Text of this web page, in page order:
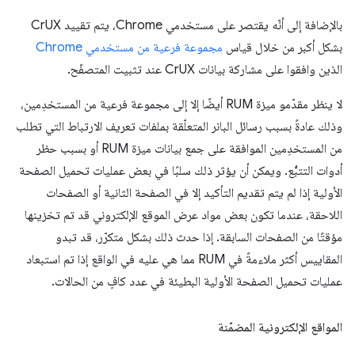
بالإضافة إلى أنّه يقتصر على مستخدمي Chrome، يتم تقييد CrUX
بشكل أكبر من خلال قياس مجموعة فرعية من مستخدمي Chrome
الذين وافقوا على مشاركة بيانات CrUX عند تثبيت المتصفّح.
لا ينظر مقدّمو ميزة RUM أيضًا إلا إلى مجموعة فرعية من المستخدِمين،
وذلك عادةً بسبب رسائل البانر المتعلّقة بملفات تعريف الارتباط التي تطلب
من المستخدِمين الموافقة على جمع بيانات ميزة RUM أو بسبب حظر
أدوات التتبُّع. ويمكن أن يؤثر ذلك سلبًا في بعض عمليات تحميل الصفحة
الأولية إذا لم يتم تقديم التأكيد إلا في الصفحة الثانية أو الصفحات
اللاحقة، عندما تكون بعض مواد عرض الموقع الإلكتروني قد تم تخزينها
مؤقتًا من الصفحات السابقة. إذا حدث ذلك بشكل متكرّر، قد تبدو
المقاييس أكثر ملاءمةً في RUM مما هي عليه في الواقع إذا تم استبعاد
عمليات تحميل الصفحة الأولية البطيئة في عدد كافٍ من الحالات.
المواقع الإلكترونية المضمّنة